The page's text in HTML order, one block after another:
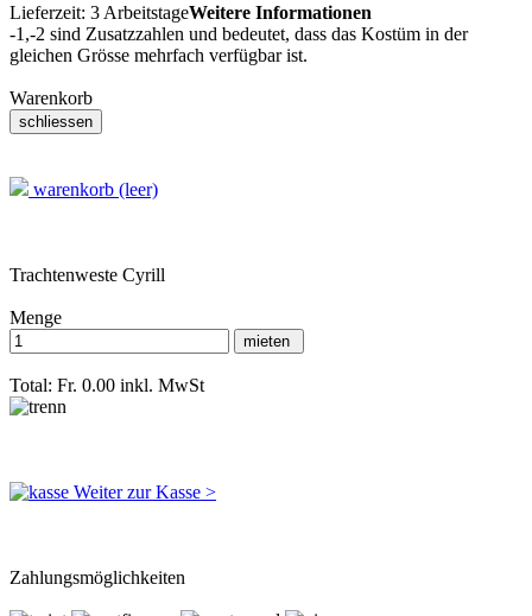
Lieferzeit: 3 ArbeitstageWeitere Informationen
-1,-2 sind Zusatzzahlen und bedeutet, dass das Kostüm in der
gleichen Grösse mehrfach verfügbar ist.
Warenkorb
warenkorb (leer)
Trachtenweste Cyrill
Menge
Total: Fr. 0.00 inkl. MwSt
Weiter zur Kasse >
Zahlungsmöglichkeiten